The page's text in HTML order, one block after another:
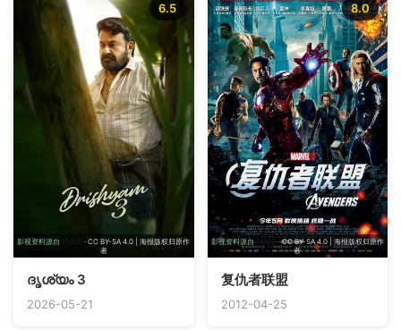
影视资料源自 TMDB · CC BY-SA 4.0 | 海报版权归原作
者
6.5
ദൃശ്യം 3
2026-05-21
影视资料源自TMDB· CC BY-SA 4.0 | 海报版权归原作
者
8.0
复仇者联盟
2012-04-25